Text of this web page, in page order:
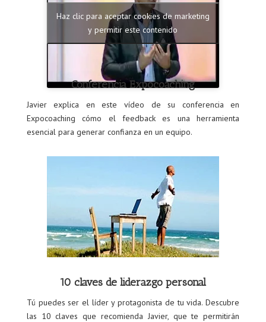
Haz clic para aceptar cookies de marketing
y permitir este contenido
Conferencia Expocoaching
Javier explica en este vídeo de su conferencia en
Expocoaching cómo el feedback es una herramienta
esencial para generar confianza en un equipo.
10 claves de liderazgo personal
Tú puedes ser el líder y protagonista de tu vida. Descubre
las 10 claves que recomienda Javier, que te permitirán